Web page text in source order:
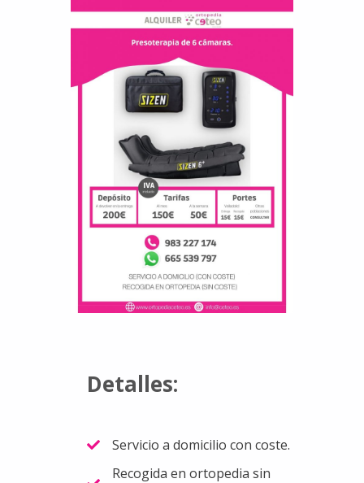
Detalles:
Servicio a domicilio con coste.
Recogida en ortopedia sin